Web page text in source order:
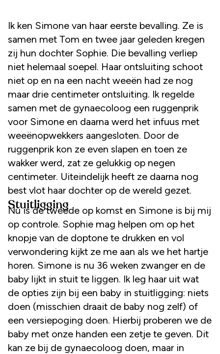
Ik ken Simone van haar eerste bevalling. Ze is
samen met Tom en twee jaar geleden kregen
zij hun dochter Sophie. Die bevalling verliep
niet helemaal soepel. Haar ontsluiting schoot
niet op en na een nacht weeën had ze nog
maar drie centimeter ontsluiting. Ik regelde
samen met de gynaecoloog een ruggenprik
voor Simone en daarna werd het infuus met
weeënopwekkers aangesloten. Door de
ruggenprik kon ze even slapen en toen ze
wakker werd, zat ze gelukkig op negen
centimeter. Uiteindelijk heeft ze daarna nog
best vlot haar dochter op de wereld gezet.
Stuitligging
Nu is de tweede op komst en Simone is bij mij
op controle. Sophie mag helpen om op het
knopje van de doptone te drukken en vol
verwondering kijkt ze me aan als we het hartje
horen. Simone is nu 36 weken zwanger en de
baby lijkt in stuit te liggen. Ik leg haar uit wat
de opties zijn bij een baby in stuitligging: niets
doen (misschien draait de baby nog zelf) of
een versiepoging doen. Hierbij proberen we de
baby met onze handen een zetje te geven. Dit
kan ze bij de gynaecoloog doen, maar in